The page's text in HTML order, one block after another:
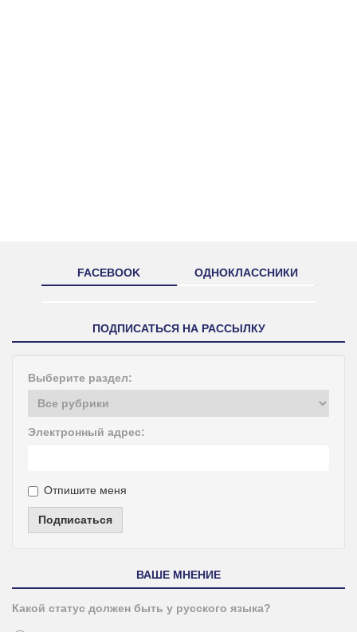
FACEBOOK ОДНОКЛАССНИКИ
ПОДПИСАТЬСЯ НА РАССЫЛКУ
Выберите раздел:
Электронный адрес:
Отпишите меня
Подписаться
ВАШЕ МНЕНИЕ
Какой статус должен быть у русского языка?